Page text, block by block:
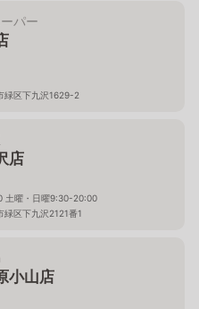
パー
緑区下九沢1629-2
店
土曜・日曜9:30-20:00
緑区下九沢2121番1
小山店